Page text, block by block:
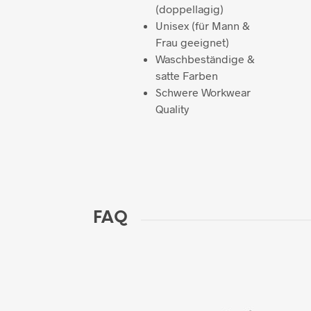
(doppellagig)
Unisex (für Mann &
Frau geeignet)
Waschbeständige &
satte Farben
Schwere Workwear
Quality
FAQ